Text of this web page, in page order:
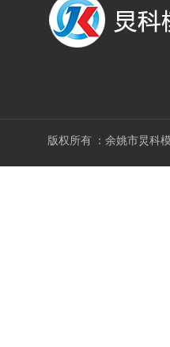
版权所有 ：余姚市炅科